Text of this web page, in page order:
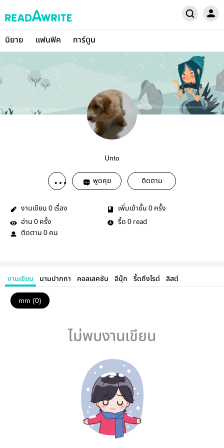
นิยาย แฟนฟิค การ์ตูน
Unto
พูดคุย ติดตาม
งานเขียน 0 เรื่อง เพิ่มเข้าชั้น 0 ครั้ง
อ่าน 0 ครั้ง รี้ด 0 read
ติดตาม 0 คน
งานเขียน นามปากกา คอลเลคชัน อีบุ๊ก รี้ดถึงไรต์ ลิสต์
mm (0)
ไม่พบงานเขียน